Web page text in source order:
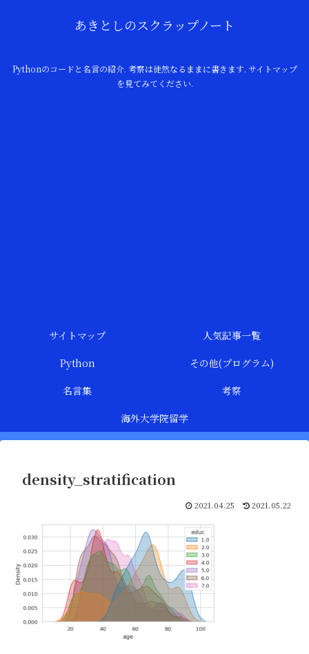
あきとしのスクラップノート
Pythonのコードと名言の紹介. 考察は徒然なるままに書きます. サイトマップ
を見てみてください.
サイトマップ
人気記事一覧
Python
その他(プログラム)
名言集
考察
海外大学院留学
density_stratification
2021.04.25 2021.05.22